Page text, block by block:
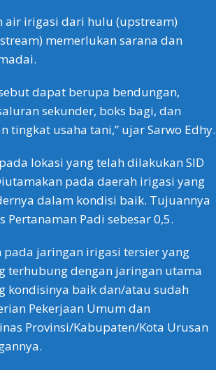
air irigasi dari hulu (upstream)
memerlukan sarana dan
dapat berupa bendungan,
sekunder, boks bagi, dan
tingkat usaha tani,” ujar Sarwo Edhy.
lokasi yang telah dilakukan SID
pada daerah irigasi yang
dalam kondisi baik. Tujuannya
Padi sebesar 0,5.
pada jaringan irigasi tersier yang
terhubung dengan jaringan utama
kondisinya baik dan/atau sudah
Pekerjaan Umum dan
Provinsi/Kabupaten/Kota Urusan